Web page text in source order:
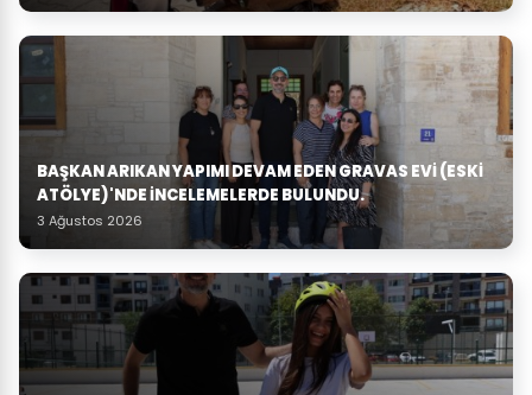
BAŞKAN ARIKAN YAPIMI DEVAM EDEN GRAVAS EVI (ESKI
ATÖLYE)'NDE İNCELEMELERDE BULUNDU.
3 Ağustos 2026